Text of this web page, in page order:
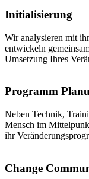
Initialisierung
Wir analysieren mit
entwickeln
Umsetzung Ihres
Programm
Neben Technik,
Mensch im
ihr
Change